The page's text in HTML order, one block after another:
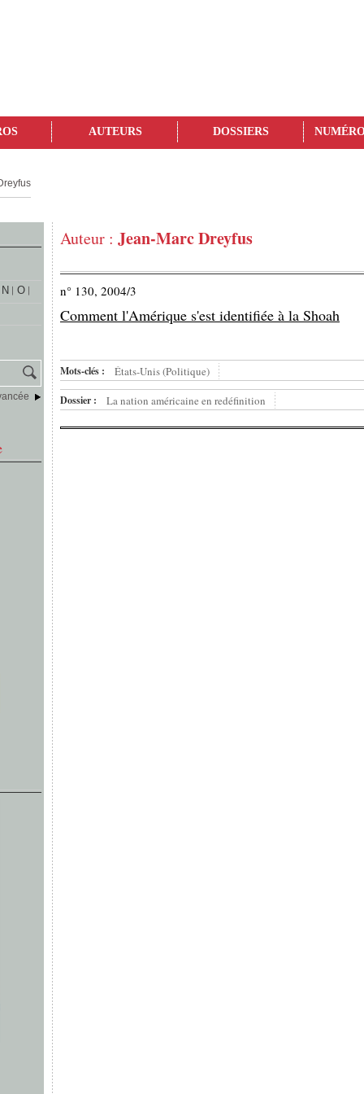
AUTEURS DOSSIERS
N
O
Auteur : Jean-Marc Dreyfus
n° 130, 2004/3
Comment l'Amérique s'est identifiée à la Shoah
Mots-clés : États-Unis (Politique)
Dossier : La nation américaine en redéfinition